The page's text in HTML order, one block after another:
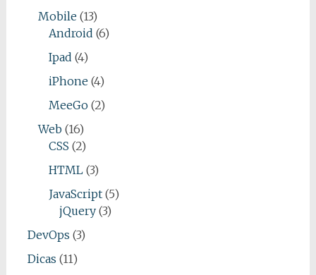
Mobile (13)
Android (6)
Ipad (4)
iPhone (4)
MeeGo(2)
Web (16)
CSS (2)
HTML(3)
JavaScript(5)
jQuery(3)
DevOps (3)
Dicas (11)